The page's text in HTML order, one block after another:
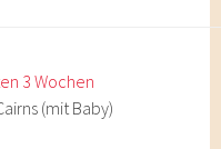
3 Wochen
(mit Baby)